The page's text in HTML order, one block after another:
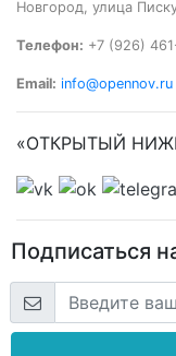
Новгород, улица
Телефон: +7 (926)
Email: info@opennov.ru
«ОТКРЫТЫЙ
Подписаться